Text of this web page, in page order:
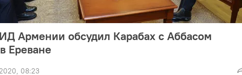
Армении обсудил Карабах с Аббасом
Ереване
08:23